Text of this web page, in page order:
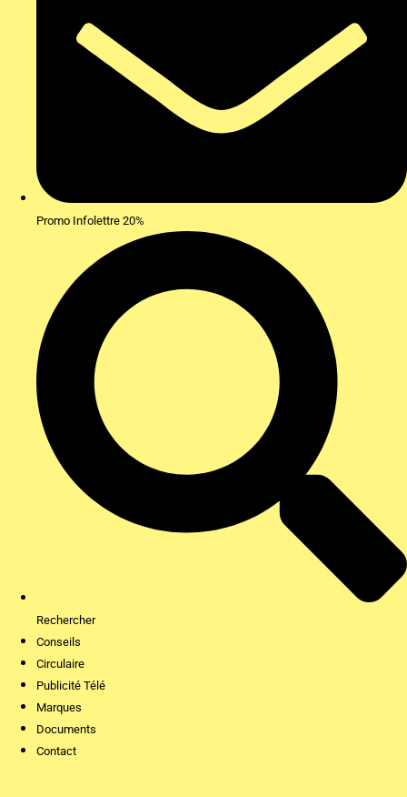
Promo Infolettre 20%
Rechercher
Conseils
Circulaire
Publicité Télé
Marques
Documents
Contact